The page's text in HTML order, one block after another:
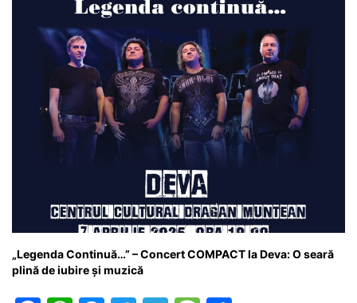
k
er
„Legenda Continuă…” – Concert COMPACT la Deva: O seară
plină de iubire și muzică